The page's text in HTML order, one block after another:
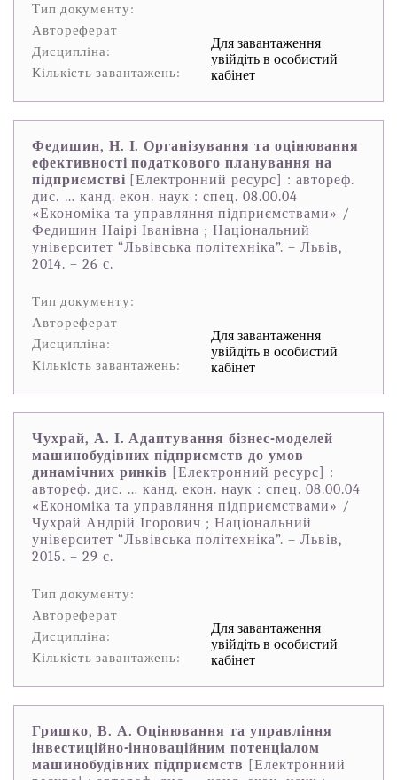
Тип документу:
Автореферат
Дисципліна:
Кількість завантажень:
Для завантаження
увійдіть в особистий
кабінет
Федишин, Н. І. Організування та оцінювання
ефективності податкового планування на
підприємстві [Електронний ресурс] : автореф.
дис. … канд. екон. наук : спец. 08.00.04
«Економіка та управляння підприємствами» /
Федишин Наірі Іванівна ; Національний
університет “Львівська політехніка”. – Львів,
2014. – 26 с.
Тип документу:
Автореферат
Дисципліна:
Кількість завантажень:
Для завантаження
увійдіть в особистий
кабінет
Чухрай, А. І. Адаптування бізнес-моделей
машинобудівних підприємств до умов
динамічних ринків [Електронний ресурс] :
автореф. дис. … канд. екон. наук : спец. 08.00.04
«Економіка та управляння підприємствами» /
Чухрай Андрій Ігорович ; Національний
університет “Львівська політехніка”. – Львів,
2015. – 29 с.
Тип документу:
Автореферат
Дисципліна:
Кількість завантажень:
Для завантаження
увійдіть в особистий
кабінет
Гришко, В. А. Оцінювання та управління
інвестиційно-інноваційним потенціалом
машинобудівних підприємств [Електронний